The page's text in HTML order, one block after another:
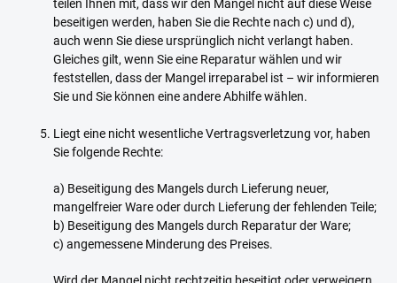
teilen Ihnen mit, dass wir den Mangel nicht auf diese Weise
beseitigen werden, haben Sie die Rechte nach c) und d),
auch wenn Sie diese ursprünglich nicht verlangt haben.
Gleiches gilt, wenn Sie eine Reparatur wählen und wir
feststellen, dass der Mangel irreparabel ist – wir informieren
Sie und Sie können eine andere Abhilfe wählen.
Liegt eine nicht wesentliche Vertragsverletzung vor, haben
Sie folgende Rechte:
a) Beseitigung des Mangels durch Lieferung neuer,
mangelfreier Ware oder durch Lieferung der fehlenden Teile;
b) Beseitigung des Mangels durch Reparatur der Ware;
c) angemessene Minderung des Preises.